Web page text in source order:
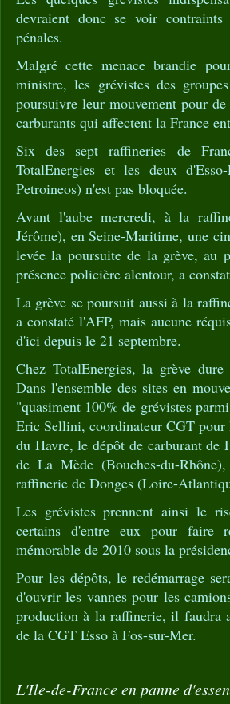
devraient donc se voir
pénales.
Malgré cette menace brandie
ministre, les grévistes des
poursuivre leur mouvement pour
carburants qui affectent la France
Six des sept raffineries de
TotalEnergies et les deux
Petroineos) n'est pas bloquée.
Avant l'aube mercredi, à la
Jérôme), en Seine-Maritime, une
levée la poursuite de la grève, au
présence policière alentour, a
La grève se poursuit aussi à la
a constaté l'AFP, mais aucune
d'ici depuis le 21 septembre.
Chez TotalEnergies, la grève
Dans l'ensemble des sites en
"quasiment 100% de grévistes
Eric Sellini, coordinateur CGT
du Havre, le dépôt de carburant
de La Mède (Bouches-du-
raffinerie de Donges (Loire-
Les grévistes prennent ainsi le
certains d'entre eux pour faire
mémorable de 2010 sous la
Pour les dépôts, le redémarrage
d'ouvrir les vannes pour les
production à la raffinerie, il faudra
de la CGT Esso à Fos-sur-Mer.
L'Ile-de-France en panne